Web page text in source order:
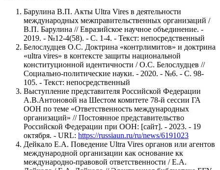
Барулина В.П. Акты Ultra Vires в деятельности
международных межправительственных организаций /
В.П. Барулина // Евразийское научное объединение. -
2019. - №12-4(58). - С. 1-4. - Текст: непосредственный
Белослудцев О.С. Доктрина «контрлимитов» и доктрина
«ultra vires» в контексте защиты национальной
конституционной идентичности / О.С. Белослудцев //
Социально-политические науки. - 2020. - №6. - С. 98-
105. - Текст: непосредственный
Выступление представителя Российской Федерации
А.В.Антоновой на Шестом комитете 78-й сессии ГА
ООН по теме «Ответственность международных
организаций» // Постоянное представительство
Российской Федерации при ООН: [сайт]. - 2023. - 19
октября. - URL: https://russiaun.ru/ru/news/6191023
Дейкало Е.А. Поведение Ultra Vires органов или агентов
международной организации как основание кк
международно-правовой ответственности / Е.А.